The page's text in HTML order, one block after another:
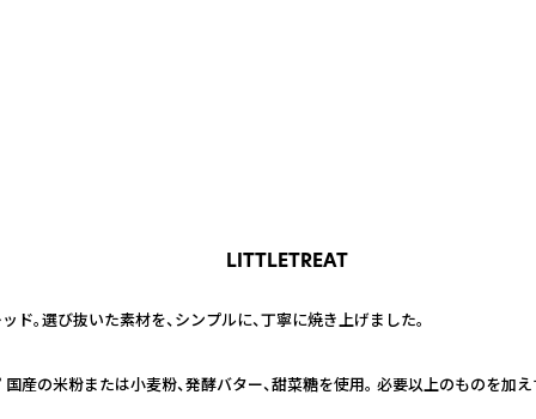
LITTLETREAT
。選び抜いた素材を、シンプルに、丁寧に焼き上げました。
産の米粉または小麦粉、発酵バター、甜菜糖を使用。 必要以上のものを加